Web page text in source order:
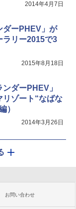
2014年4月7日
ダーPHEV」が
ラリー2015で3
2015年8月18日
ダーPHEV」
ゾート“なばな
）
2014年3月26日
お問い合わせ